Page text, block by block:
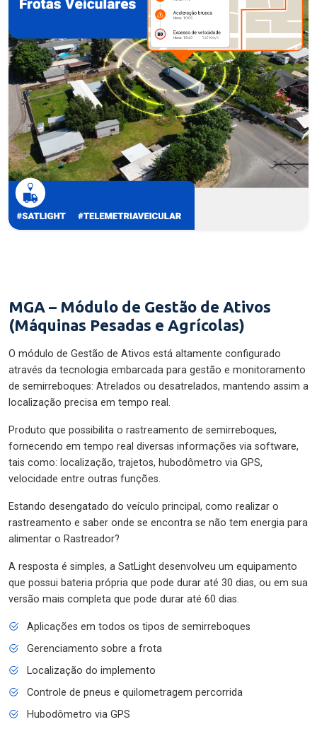
MGA – Módulo de Gestão de Ativos
(Máquinas Pesadas e Agrícolas)
O módulo de Gestão de Ativos está altamente configurado
através da tecnologia embarcada para gestão e monitoramento
de semirreboques: Atrelados ou desatrelados, mantendo assim a
localização precisa em tempo real.
Produto que possibilita o rastreamento de semirreboques,
fornecendo em tempo real diversas informações via software,
tais como: localização, trajetos, hubodômetro via GPS,
velocidade entre outras funções.
Estando desengatado do veículo principal, como realizar o
rastreamento e saber onde se encontra se não tem energia para
alimentar o Rastreador?
A resposta é simples, a SatLight desenvolveu um equipamento
que possui bateria própria que pode durar até 30 dias, ou em sua
versão mais completa que pode durar até 60 dias.
Aplicações em todos os tipos de semirreboques
Gerenciamento sobre a frota
Localização do implemento
Controle de pneus e quilometragem percorrida
Hubodômetro via GPS